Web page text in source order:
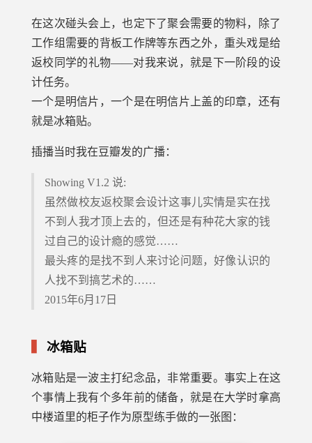
在这次碰头会上，也定下了聚会需要的物料，除了
工作组需要的背板工作牌等东西之外，重头戏是给
返校同学的礼物——对我来说，就是下一阶段的设
计任务。
一个是明信片，一个是在明信片上盖的印章，还有
就是冰箱贴。
插播当时我在豆瓣发的广播：
Showing V1.2 说:
虽然做校友返校聚会设计这事儿实情是实在找
不到人我才顶上去的，但还是有种花大家的钱
过自己的设计瘾的感觉……
最头疼的是找不到人来讨论问题，好像认识的
人找不到搞艺术的……
2015年6月17日
冰箱贴
冰箱贴是一波主打纪念品，非常重要。事实上在这
个事情上我有个多年前的储备，就是在大学时拿高
中楼道里的柜子作为原型练手做的一张图：